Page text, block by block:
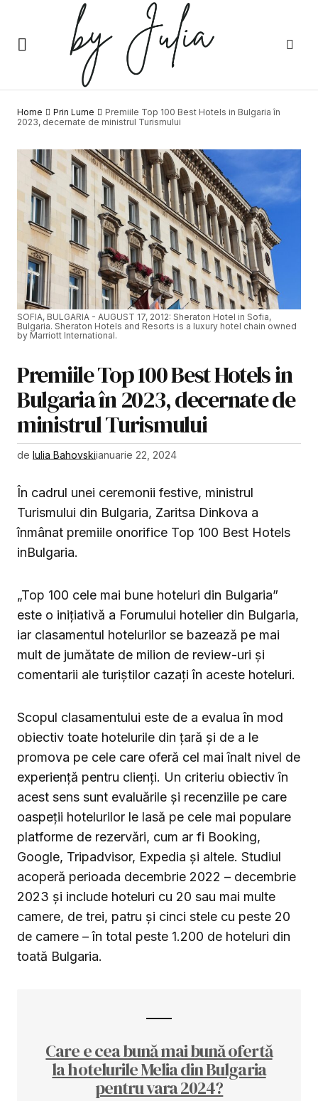
Home Prin Lume
Premiile Top 100 Best Hotels in Bulgaria în
2023, decernate de ministrul Turismului
SOFIA, BULGARIA - AUGUST 17, 2012: Sheraton Hotel in Sofia,
Bulgaria. Sheraton Hotels and Resorts is a luxury hotel chain owned
by Marriott International.
Premiile Top 100 Best Hotels in
Bulgaria în 2023, decernate de
ministrul Turismului
de Iulia Bahovskiianuarie 22, 2024
În cadrul unei ceremonii festive, ministrul
Turismului din Bulgaria, Zaritsa Dinkova a
înmânat premiile onorifice Top 100 Best Hotels
inBulgaria.
„Top 100 cele mai bune hoteluri din Bulgaria”
este o inițiativă a Forumului hotelier din Bulgaria,
iar clasamentul hotelurilor se bazează pe mai
mult de jumătate de milion de review-uri și
comentarii ale turiștilor cazați în aceste hoteluri.
Scopul clasamentului este de a evalua în mod
obiectiv toate hotelurile din țară și de a le
promova pe cele care oferă cel mai înalt nivel de
experiență pentru clienți. Un criteriu obiectiv în
acest sens sunt evaluările și recenziile pe care
oaspeții hotelurilor le lasă pe cele mai populare
platforme de rezervări, cum ar fi Booking,
Google, Tripadvisor, Expedia și altele. Studiul
acoperă perioada decembrie 2022 – decembrie
2023 și include hoteluri cu 20 sau mai multe
camere, de trei, patru și cinci stele cu peste 20
de camere – în total peste 1.200 de hoteluri din
toată Bulgaria.
Care e cea bună mai bună ofertă
la hotelurile Melia din Bulgaria
pentru vara 2024?